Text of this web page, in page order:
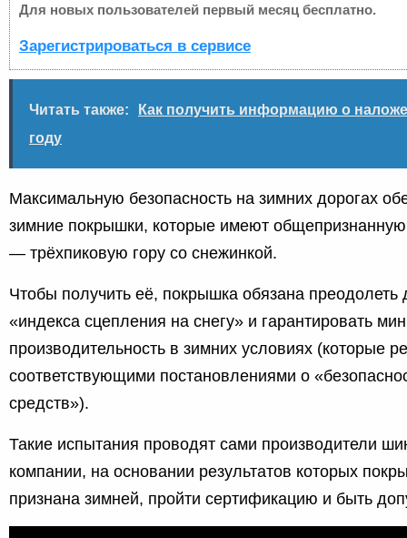
Для новых пользователей первый месяц бесплатно.
Зарегистрироваться в сервисе
Читать также:
Как получить информацию о
году
Максимальную безопасность на зимних дорогах
зимние покрышки, которые имеют общепризнанную
— трёхпиковую гору со снежинкой.
Чтобы получить её, покрышка обязана преодолеть
«индекса сцепления на снегу» и гарантировать
производительность в зимних условиях (которые
соответствующими постановлениями о
средств»).
Такие испытания проводят сами производители
компании, на основании результатов которых
признана зимней, пройти сертификацию и быть